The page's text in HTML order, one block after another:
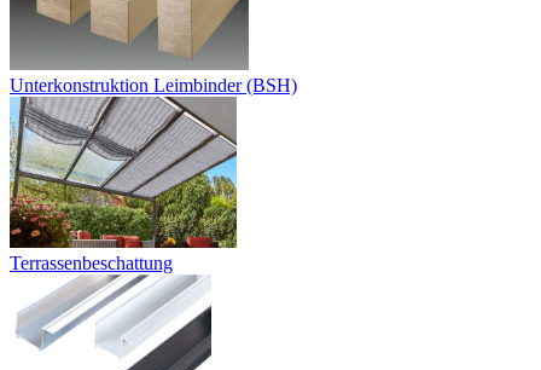
Unterkonstruktion Leimbinder (BSH)
Terrassenbeschattung